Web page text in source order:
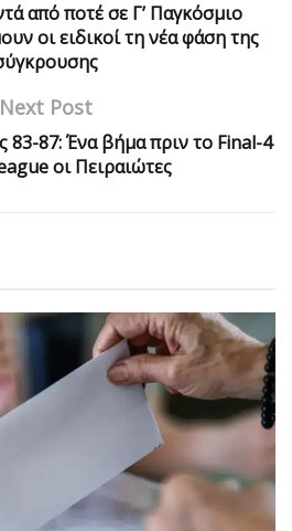
από ποτέ σε Γ’ Παγκόσμιο
οι ειδικοί τη νέα φάση της
Next Post
87: Ένα βήμα πριν το Final-4
οι Πειραιώτες